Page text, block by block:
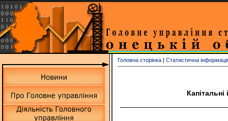
Головна сторінка | Статистична